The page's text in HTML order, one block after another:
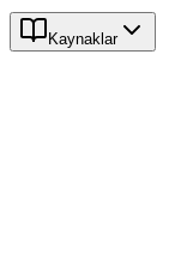
Kaynaklar